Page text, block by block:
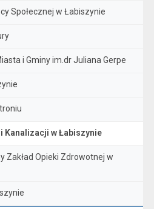
Społecznej w Łabiszynie
i Gminy im.dr Juliana Gerpe
Kanalizacji w Łabiszynie
Zakład Opieki Zdrowotnej w